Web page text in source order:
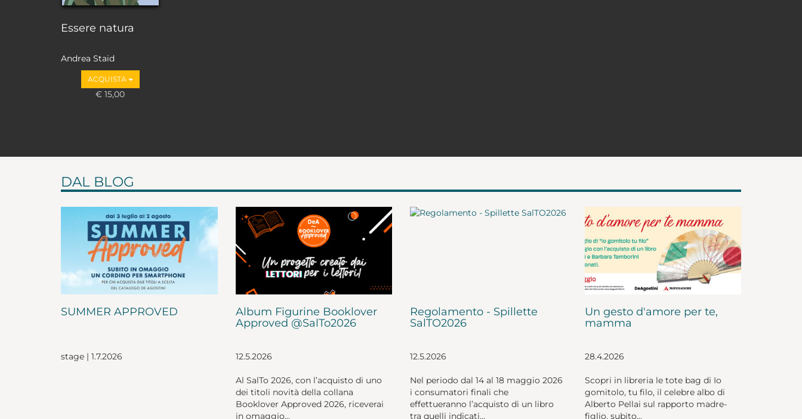
Essere natura
Andrea Staid
ACQUISTA
€ 15,00
DAL BLOG
SUMMER APPROVED
stage | 1.7.2026
Album Figurine Booklover
Approved @SalTo2026
12.5.2026
Al SalTo 2026, con l’acquisto di uno
dei titoli novità della collana
Booklover Approved 2026, riceverai
in omaggio...
Regolamento - Spillette
SalTO2026
12.5.2026
Nel periodo dal 14 al 18 maggio 2026
i consumatori finali che
effettueranno l’acquisto di un libro
tra quelli indicati...
Un gesto d'amore per te,
mamma
28.4.2026
Scopri in libreria le tote bag di Io
gomitolo, tu filo, il celebre albo di
Alberto Pellai sul rapporto madre-
figlio. subito...